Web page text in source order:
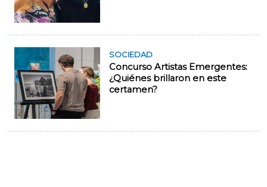
SOCIEDAD
Concurso Artistas Emergentes:
¿Quiénes brillaron en este
certamen?